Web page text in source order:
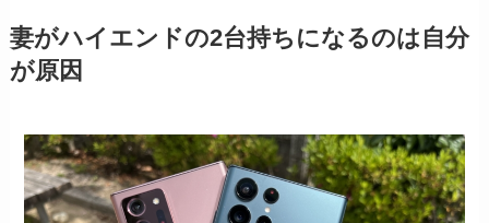
妻がハイエンドの2台持ちになるのは自分
が原因